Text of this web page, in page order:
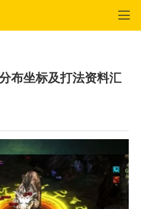
布坐标及打法资料汇